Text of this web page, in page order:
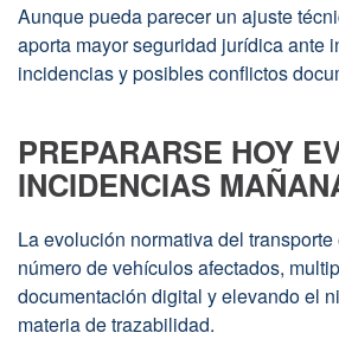
Aunque pueda parecer un ajuste
aporta mayor seguridad jurídica ante
incidencias y posibles conflictos
PREPARARSE HOY
INCIDENCIAS
La evolución normativa del
número de vehículos afectados,
documentación digital y elevando el
materia de trazabilidad.